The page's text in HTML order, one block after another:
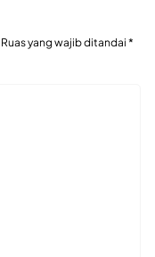
Ruas yang wajib ditandai *